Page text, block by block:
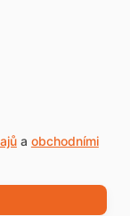
a obchodními